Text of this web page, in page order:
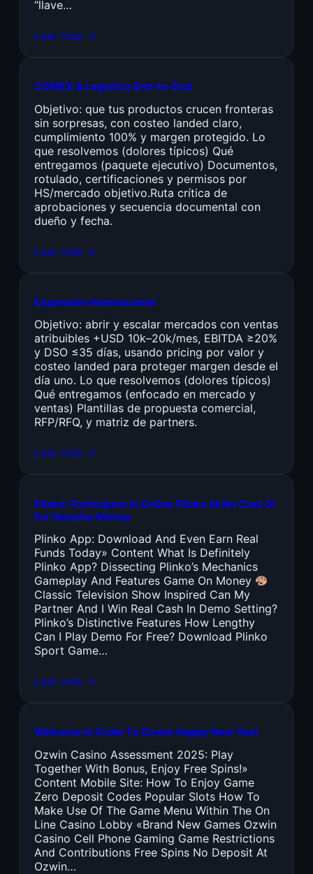
“llave…
Leer más →
COMEX & Logística End-to-End
Objetivo: que tus productos crucen fronteras
sin sorpresas, con costeo landed claro,
cumplimiento 100% y margen protegido. Lo
que resolvemos (dolores típicos) Qué
entregamos (paquete ejecutivo) Documentos,
rotulado, certificaciones y permisos por
HS/mercado objetivo.Ruta crítica de
aprobaciones y secuencia documental con
dueño y fecha.
Leer más →
Expansión Internacional
Objetivo: abrir y escalar mercados con ventas
atribuibles +USD 10k–20k/mes, EBITDA ≥20%
y DSO ≤35 días, usando pricing por valor y
costeo landed para proteger margen desde el
día uno. Lo que resolvemos (dolores típicos)
Qué entregamos (enfocado en mercado y
ventas) Plantillas de propuesta comercial,
RFP/RFQ, y matriz de partners.
Leer más →
Plinko: Participate In Online Plinko At No Cost Or
For Genuine Money
Plinko App: Download And Even Earn Real
Funds Today» Content What Is Definitely
Plinko App? Dissecting Plinko’s Mechanics
Gameplay And Features Game On Money
Classic Television Show Inspired Can My
Partner And I Win Real Cash In Demo Setting?
Plinko’s Distinctive Features How Lengthy
Can I Play Demo For Free? Download Plinko
Sport Game…
Leer más →
Welcome In Order To Ozwin Happy New Year
Ozwin Casino Assessment 2025: Play
Together With Bonus, Enjoy Free Spins!»
Content Mobile Site: How To Enjoy Game
Zero Deposit Codes Popular Slots How To
Make Use Of The Game Menu Within The On
Line Casino Lobby «Brand New Games Ozwin
Casino Cell Phone Gaming Game Restrictions
And Contributions Free Spins No Deposit At
Ozwin…